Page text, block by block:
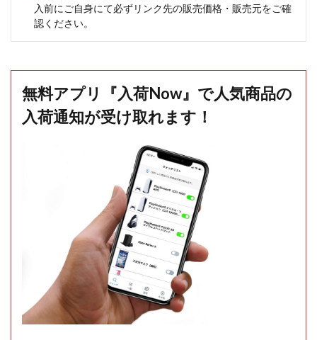
入前にご自身にて必ずリンク先の販売価格・販売元をご確
認ください。
無料アプリ『入荷Now』で人気商品の
入荷通知が受け取れます！